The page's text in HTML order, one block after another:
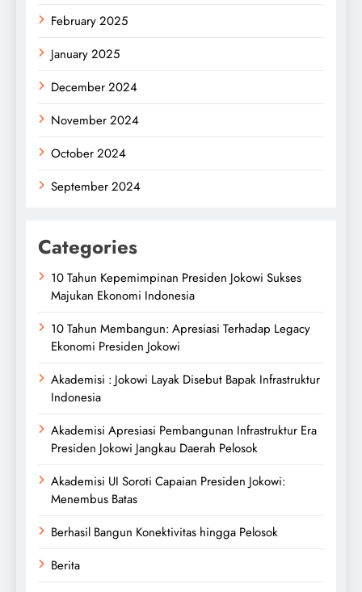
February 2025
January 2025
December 2024
November 2024
October 2024
September 2024
Categories
10 Tahun Kepemimpinan Presiden Jokowi Sukses
Majukan Ekonomi Indonesia
10 Tahun Membangun: Apresiasi Terhadap Legacy
Ekonomi Presiden Jokowi
Akademisi : Jokowi Layak Disebut Bapak Infrastruktur
Indonesia
Akademisi Apresiasi Pembangunan Infrastruktur Era
Presiden Jokowi Jangkau Daerah Pelosok
Akademisi UI Soroti Capaian Presiden Jokowi:
Menembus Batas
Berhasil Bangun Konektivitas hingga Pelosok
Berita